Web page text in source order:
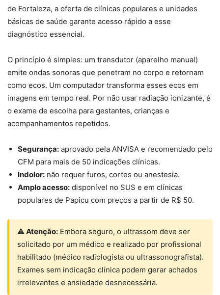
de Fortaleza, a oferta de clínicas populares e unidades
básicas de saúde garante acesso rápido a esse
diagnóstico essencial.
O princípio é simples: um transdutor (aparelho manual)
emite ondas sonoras que penetram no corpo e retornam
como ecos. Um computador transforma esses ecos em
imagens em tempo real. Por não usar radiação ionizante, é
o exame de escolha para gestantes, crianças e
acompanhamentos repetidos.
Segurança: aprovado pela ANVISA e recomendado pelo
CFM para mais de 50 indicações clínicas.
Indolor: não requer furos, cortes ou anestesia.
Amplo acesso: disponível no SUS e em clínicas
populares de Papicu com preços a partir de R$ 50.
⚠ Atenção: Embora seguro, o ultrassom deve ser
solicitado por um médico e realizado por profissional
habilitado (médico radiologista ou ultrassonografista).
Exames sem indicação clínica podem gerar achados
irrelevantes e ansiedade desnecessária.